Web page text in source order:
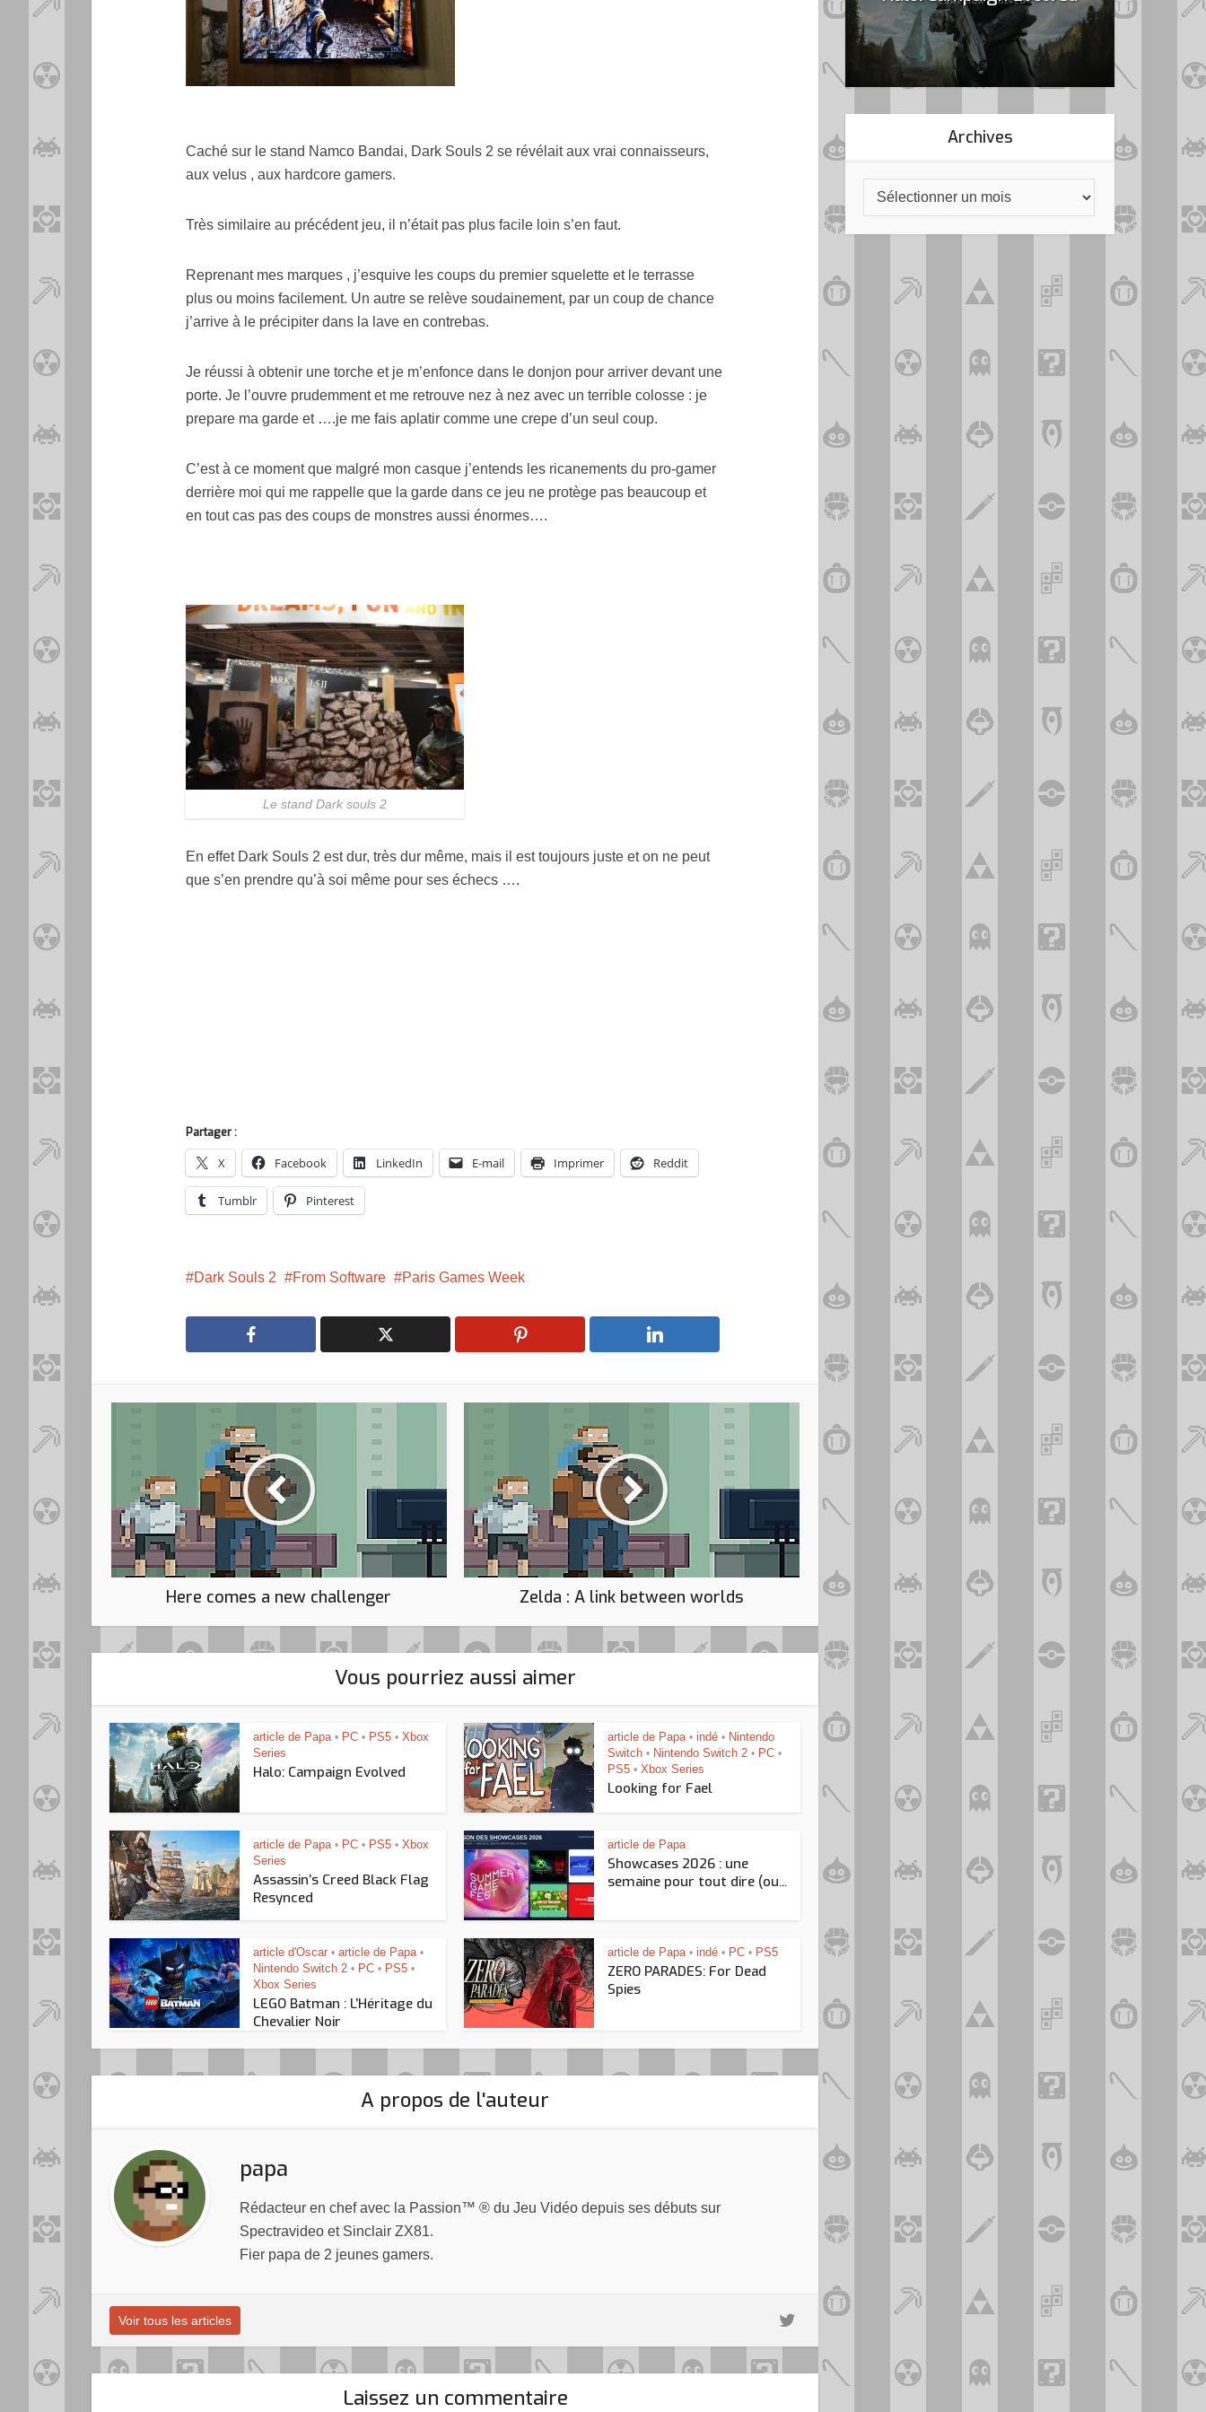
Caché sur le stand Namco Bandai, Dark Souls 2 se révélait aux vrai connaisseurs,
aux velus , aux hardcore gamers.
Très similaire au précédent jeu, il n’était pas plus facile loin s’en faut.
Reprenant mes marques , j’esquive les coups du premier squelette et le terrasse
plus ou moins facilement. Un autre se relève soudainement, par un coup de chance
j’arrive à le précipiter dans la lave en contrebas.
Je réussi à obtenir une torche et je m’enfonce dans le donjon pour arriver devant une
porte. Je l’ouvre prudemment et me retrouve nez à nez avec un terrible colosse : je
prepare ma garde et ….je me fais aplatir comme une crepe d’un seul coup.
C’est à ce moment que malgré mon casque j’entends les ricanements du pro-gamer
derrière moi qui me rappelle que la garde dans ce jeu ne protège pas beaucoup et
en tout cas pas des coups de monstres aussi énormes….
Le stand Dark souls 2
En effet Dark Souls 2 est dur, très dur même, mais il est toujours juste et on ne peut
que s’en prendre qu’à soi même pour ses échecs ….
Partager :
X Facebook LinkedIn E-mail Imprimer Reddit
Tumblr Pinterest
Dark Souls 2 From Software Paris Games Week
Here comes a new challenger Zelda : A link between worlds
Vous pourriez aussi aimer
article de Papa • PC • PS5 • Xbox
Series
Halo: Campaign Evolved
article de Papa • indé • Nintendo
Switch • Nintendo Switch 2 • PC •
PS5 • Xbox Series
Looking for Fael
article de Papa • PC • PS5 • Xbox
Series
Assassin’s Creed Black Flag
Resynced
article de Papa
Showcases 2026 : une
semaine pour tout dire (ou...
article d'Oscar • article de Papa •
Nintendo Switch 2 • PC • PS5 •
Xbox Series
LEGO Batman : L’Héritage du
Chevalier Noir
article de Papa • indé • PC • PS5
ZERO PARADES: For Dead
Spies
A propos de l'auteur
papa
Rédacteur en chef avec la Passion™ ® du Jeu Vidéo depuis ses débuts sur
Spectravideo et Sinclair ZX81.
Fier papa de 2 jeunes gamers.
Voir tous les articles
Laissez un commentaire
Archives